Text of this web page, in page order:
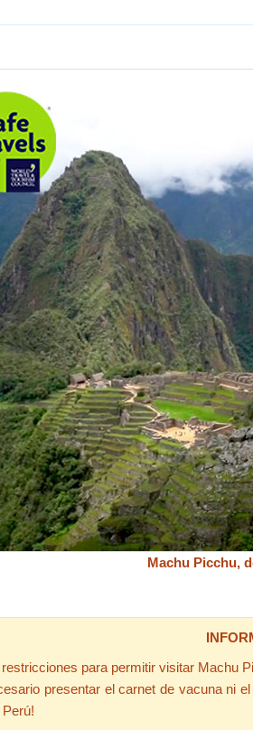
Machu Picchu,
para permitir visitar Machu
presentar el carnet de vacuna ni